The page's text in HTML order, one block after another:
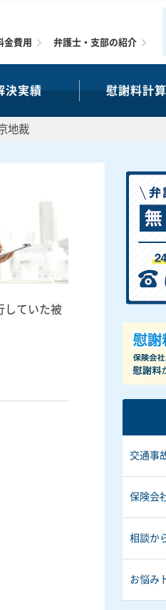
決実績 慰謝料計
金費用 弁護士・支部の紹介
地裁
していた被
交通事
保険会
相談か
お悩み